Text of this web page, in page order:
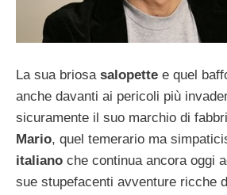
La sua briosa salopette e quel
anche davanti ai pericoli più
sicuramente il suo marchio di
Mario, quel temerario ma
italiano che continua ancora oggi
sue stupefacenti avventure ricche